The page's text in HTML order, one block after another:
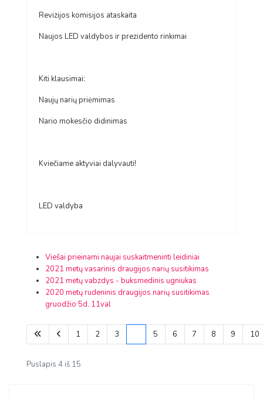
Revizijos komisijos ataskaita
Naujos LED valdybos ir prezidento rinkimai
Kiti klausimai:
Naujų narių priėmimas
Nario mokesčio didinimas
Kviečiame aktyviai dalyvauti!
LED valdyba
Viešai prieinami naujai suskaitmeninti leidiniai
2021 metų vasarinis draugijos narių susitikimas
2021 metų vabzdys - buksmedinis ugniukas
2020 metų rudeninis draugijos narių susitikimas
gruodžio 5d. 11val
1 2 3 5 6 7 8 9 10
Puslapis 4 iš 15